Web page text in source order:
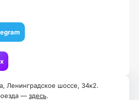
Ленинградское шоссе, 34к2.
— здесь.